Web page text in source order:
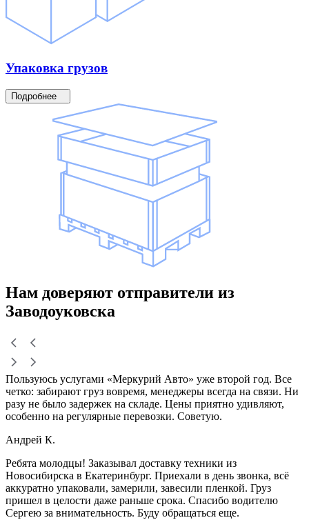
Упаковка грузов
Подробнее
Нам доверяют отправители из
Заводоуковска
Пользуюсь услугами «Меркурий Авто» уже второй год. Все
четко: забирают груз вовремя, менеджеры всегда на связи. Ни
разу не было задержек на складе. Цены приятно удивляют,
особенно на регулярные перевозки. Советую.
Андрей К.
Ребята молодцы! Заказывал доставку техники из
Новосибирска в Екатеринбург. Приехали в день звонка, всё
аккуратно упаковали, замерили, завесили пленкой. Груз
пришел в целости даже раньше срока. Спасибо водителю
Сергею за внимательность. Буду обращаться еще.